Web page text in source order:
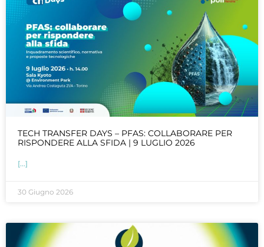
TECH TRANSFER DAYS – PFAS: COLLABORARE PER
RISPONDERE ALLA SFIDA | 9 LUGLIO 2026
[...]
30 Giugno 2026